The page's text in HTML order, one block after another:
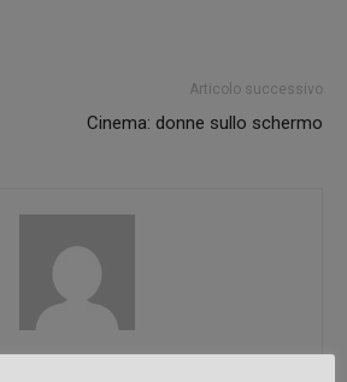
Articolo successivo
Cinema: donne sullo schermo